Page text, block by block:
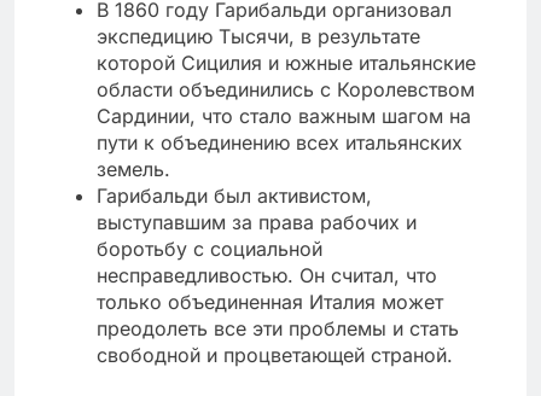
В 1860 году Гарибальди организовал
экспедицию Тысячи, в результате
которой Сицилия и южные итальянские
области объединились с Королевством
Сардинии, что стало важным шагом на
пути к объединению всех итальянских
земель.
Гарибальди был активистом,
выступавшим за права рабочих и
боротьбу с социальной
несправедливостью. Он считал, что
только объединенная Италия может
преодолеть все эти проблемы и стать
свободной и процветающей страной.